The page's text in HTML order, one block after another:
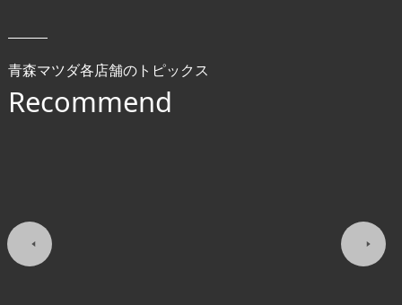
青森マツダ各店舗のトピックス